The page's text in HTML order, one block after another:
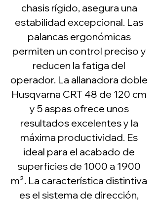
chasis rígido, asegura una
estabilidad excepcional. Las
palancas ergonómicas
permiten un control preciso y
reducen la fatiga del
operador. La allanadora doble
Husqvarna CRT 48 de 120 cm
y 5 aspas ofrece unos
resultados excelentes y la
máxima productividad. Es
ideal para el acabado de
superficies de 1000 a 1900
m². La característica distintiva
es el sistema de dirección,